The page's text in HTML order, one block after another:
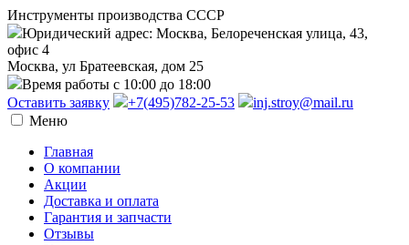
Инструменты производства СССР
Юридический адрес: Москва, Белореченская улица, 43,
офис 4
Москва, ул Братеевская, дом 25
Время работы с 10:00 до 18:00
Оставить заявку
+7(495)782-25-53
inj.stroy@mail.ru
Меню
Главная
О компании
Акции
Доставка и оплата
Гарантия и запчасти
Отзывы